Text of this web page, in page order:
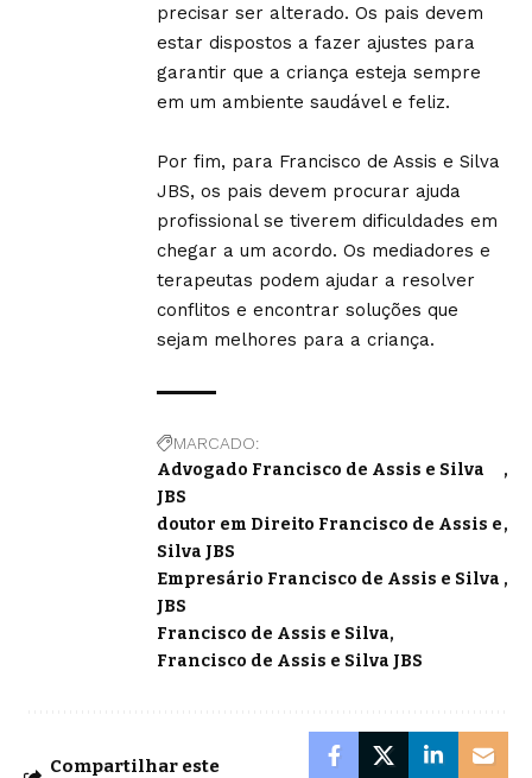
precisar ser alterado. Os pais devem
estar dispostos a fazer ajustes para
garantir que a criança esteja sempre
em um ambiente saudável e feliz.
Por fim, para Francisco de Assis e Silva
JBS, os pais devem procurar ajuda
profissional se tiverem dificuldades em
chegar a um acordo. Os mediadores e
terapeutas podem ajudar a resolver
conflitos e encontrar soluções que
sejam melhores para a criança.
MARCADO:
Advogado Francisco de Assis e Silva
JBS
doutor em Direito Francisco de Assis e
Silva JBS
Empresário Francisco de Assis e Silva
JBS
Francisco de Assis e Silva
Francisco de Assis e Silva JBS
Compartilhar este